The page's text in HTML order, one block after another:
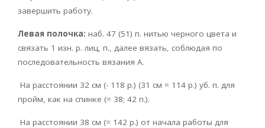
завершить работу.
Левая полочка: наб. 47 (51) п. нитью черного цвета и
связать 1 изн. р. лиц, п., далее вязать, соблюдая по
последовательность вязания А.
На расстоянии 32 см (- 118 р.) (31 см = 114 р.) уб. п. для
пройм, как на спинке (= 38; 42 п.).
На расстоянии 38 см (= 142 р.) от начала работы для